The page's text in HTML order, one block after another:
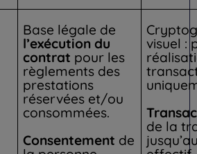
Base légale de
l’exécution du
contrat pour les
règlements des
prestations
réservées et/ou
consommées.
Consentement de
visuel :
de la